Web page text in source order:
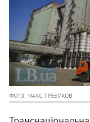
ФОТО: МАКС ТРЕБУХОВ